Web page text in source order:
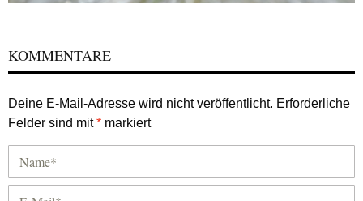
KOMMENTARE
Deine E-Mail-Adresse wird nicht veröffentlicht. Erforderliche
Felder sind mit* markiert